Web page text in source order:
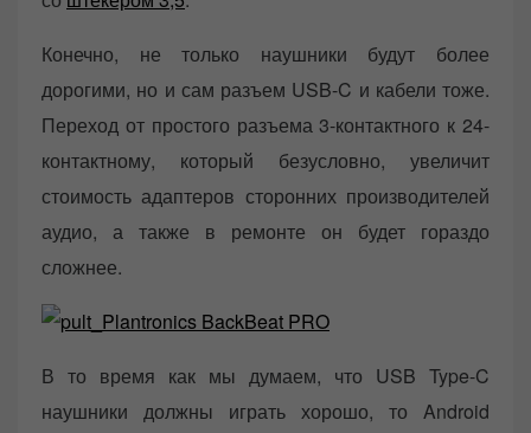
Конечно, не только наушники будут более
дорогими, но и сам разъем USB-C и кабели тоже.
Переход от простого разъема 3-контактного к 24-
контактному, который безусловно, увеличит
стоимость адаптеров сторонних производителей
аудио, а также в ремонте он будет гораздо
сложнее.
В то время как мы думаем, что USB Type-C
наушники должны играть хорошо, то Android